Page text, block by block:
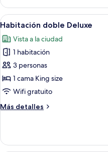
doble
estándar
Abrir
todas
las
fotos
de
Habitación
doble
3
Habitación doble Deluxe
Vista a la ciudad
1 habitación
3 personas
1 cama King size
Wifi gratuito
Más detalles
Más
doble